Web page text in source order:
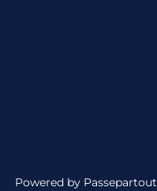
Powered by Passepartout